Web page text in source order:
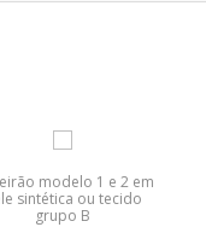
modelo 1 e 2 em
sintética ou tecido
grupo B